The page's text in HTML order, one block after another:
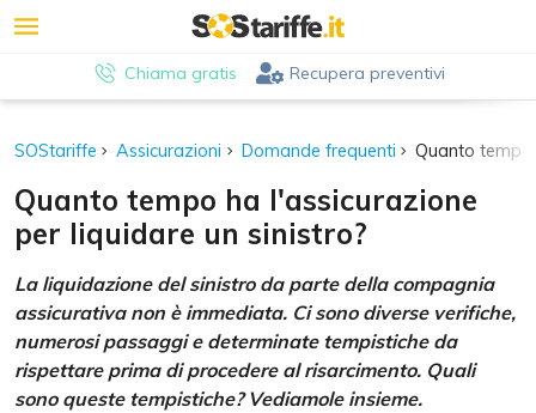
Chiama gratis Recupera preventivi
SOStariffe Assicurazioni Domande frequenti Quanto tempo
Quanto tempo ha l'assicurazione
per liquidare un sinistro?
La liquidazione del sinistro da parte della compagnia
assicurativa non è immediata. Ci sono diverse verifiche,
numerosi passaggi e determinate tempistiche da
rispettare prima di procedere al risarcimento. Quali
sono queste tempistiche? Vediamole insieme.